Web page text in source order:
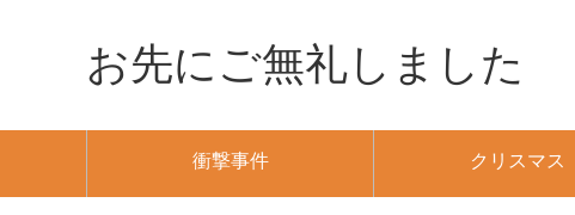
お先にご無礼しました
衝撃事件 クリスマス